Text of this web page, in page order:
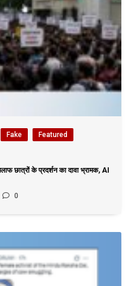
Fake
Featured
छात्रों के प्रदर्शन का दावा भ्रामक, AI
0